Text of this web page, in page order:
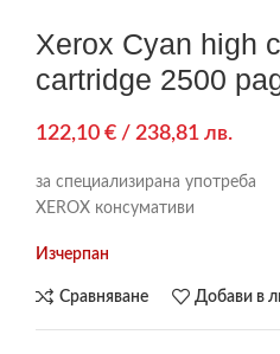
Xerox Cyan high
cartridge 2500
122,10 € / 238,81 лв.
за специализирана употреба
XEROX консумативи
Изчерпан
Сравняване Добави в